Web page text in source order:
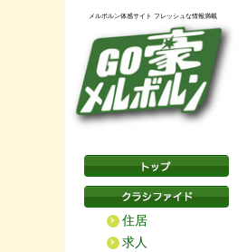
メルボルン体感サイト フレッシュな情報満載
住居
求人